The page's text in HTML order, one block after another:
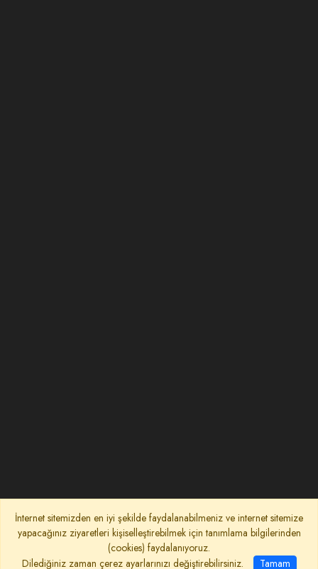
İnternet sitemizden en iyi şekilde faydalanabilmeniz ve internet sitemize
yapacağınız ziyaretleri kişiselleştirebilmek için tanımlama bilgilerinden
(cookies) faydalanıyoruz.
Dilediğiniz zaman çerez ayarlarınızı değiştirebilirsiniz.
Tamam